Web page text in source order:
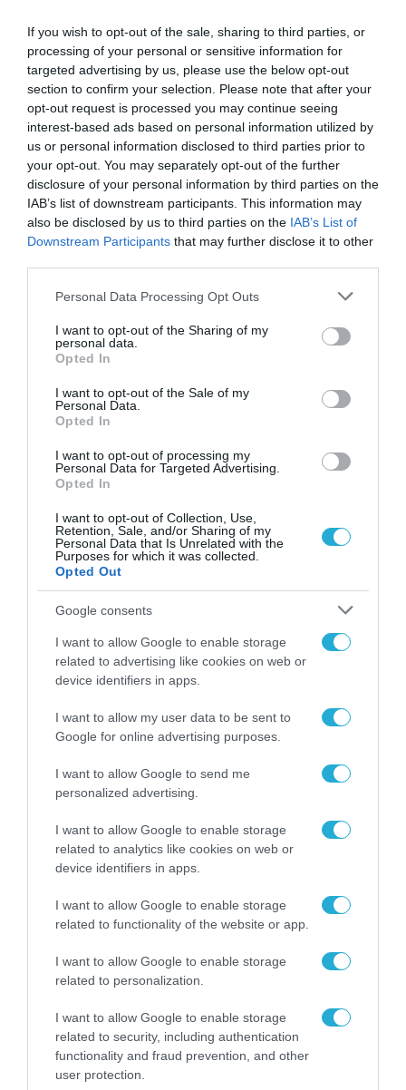
If you wish to opt-out of the sale, sharing to third parties, or
processing of your personal or sensitive information for
targeted advertising by us, please use the below opt-out
section to confirm your selection. Please note that after your
opt-out request is processed you may continue seeing
interest-based ads based on personal information utilized by
us or personal information disclosed to third parties prior to
your opt-out. You may separately opt-out of the further
disclosure of your personal information by third parties on the
IAB’s list of downstream participants. This information may
also be disclosed by us to third parties on the IAB’s List of
Downstream Participants that may further disclose it to other
Please note that this website/app uses one or more Google
not limited to your visit or usage behaviour. You may click to
grant or deny consent to Google and its third-party tags to
use your data for below specified purposes in below Google
consent section.
Personal Data Processing Opt Outs
I want to opt-out of the Sharing of my
personal data.
Opted In
I want to opt-out of the Sale of my
Personal Data.
Opted In
I want to opt-out of processing my
Personal Data for Targeted Advertising.
Opted In
I want to opt-out of Collection, Use,
Retention, Sale, and/or Sharing of my
Personal Data that Is Unrelated with the
Purposes for which it was collected.
Opted Out
Google consents
I want to allow Google to enable storage
related to advertising like cookies on web or
device identifiers in apps.
I want to allow my user data to be sent to
Google for online advertising purposes.
I want to allow Google to send me
personalized advertising.
I want to allow Google to enable storage
related to analytics like cookies on web or
device identifiers in apps.
I want to allow Google to enable storage
related to functionality of the website or app.
I want to allow Google to enable storage
related to personalization.
I want to allow Google to enable storage
related to security, including authentication
functionality and fraud prevention, and other
user protection.
Ελλάδα
09.04.2024
Η Epson παρουσιάζει την
τελευταία εξέλιξη της
εκτύπωσης Line Inkjet χωρίς
θερμότητα
05.04.2024
ΥΛΙΚΟ-ΣΥΣΚΕΥΕΣ
Η HP παρουσιάζει το μεγαλύτερο
portfolio Υπολογιστών Τεχνητής
ΥΛΙΚΟ-ΣΥΣΚΕΥΕΣ
Η Acer φέρνει την ταχύτητα και